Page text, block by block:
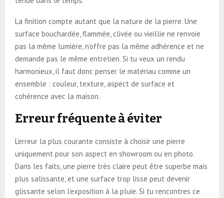
La finition compte autant que la nature de la pierre. Une
surface bouchardée, flammée, clivée ou vieillie ne renvoie
pas la même lumière, n’offre pas la même adhérence et ne
demande pas le même entretien. Si tu veux un rendu
harmonieux, il faut donc penser le matériau comme un
ensemble : couleur, texture, aspect de surface et
cohérence avec la maison.
Erreur fréquente à éviter
L’erreur la plus courante consiste à choisir une pierre
uniquement pour son aspect en showroom ou en photo.
Dans les faits, une pierre très claire peut être superbe mais
plus salissante, et une surface trop lisse peut devenir
glissante selon l’exposition à la pluie. Si tu rencontres ce